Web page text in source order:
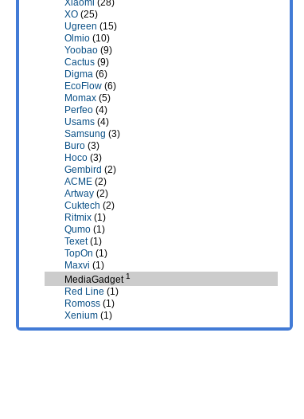
Xiaomi (28)
XO (25)
Ugreen (15)
Olmio (10)
Yoobao (9)
Cactus (9)
Digma (6)
EcoFlow (6)
Momax (5)
Perfeo (4)
Usams (4)
Samsung (3)
Buro (3)
Hoco (3)
Gembird (2)
ACME (2)
Artway (2)
Cuktech (2)
Ritmix (1)
Qumo (1)
Texet(1)
TopOn (1)
Maxvi (1)
MediaGadget 1
Red Line (1)
Romoss (1)
Xenium (1)